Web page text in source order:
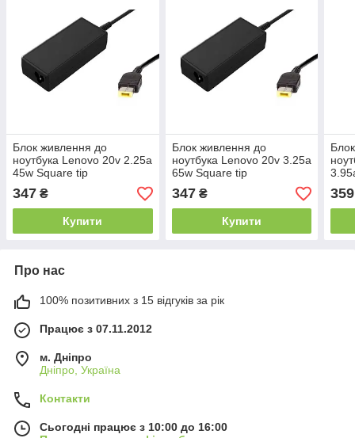
Блок живлення до
ноутбука Lenovo 20v 2.25a
45w Square tip
11.0x4.5mm (+pin)
(NoName (B)) 3 міс.гар.
347 ₴
Купити
Блок живлення до
ноутбука Lenovo 20v 3.25a
65w Square tip
11.0x4.5mm (+pin)
(NoName (B)) 3 міс.гар.
347₴
Купити
359
Про нас
100% позитивних з 15 відгуків за рік
Працює з 07.11.2012
м. Дніпро
Дніпро, Україна
Контакти
Сьогодні працює з 10:00 до 16:00